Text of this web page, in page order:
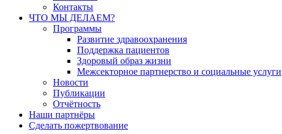
Контакты
ЧТО МЫ ДЕЛАЕМ?
Программы
Развитие здравоохранения
Поддержка пациентов
Здоровый образ жизни
Межсекторное партнерство и социальные услуги
Новости
Публикации
Отчётность
Наши партнёры
Сделать пожертвование